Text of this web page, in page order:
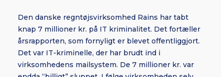
INSPIRATION
BORNHOLM
Den danske regntøjsvirksomhed Rains har tabt
knap 7 millioner kr. på IT kriminalitet. Det fortæller
årsrapporten, som fornyligt er blevet offentliggjort.
Det var IT-kriminelle, der har brudt ind i
virksomhedens mailsystem. De 7 millioner kr. var